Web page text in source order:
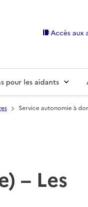
Accès aux
pour les aidants
Service autonomie à
– Les